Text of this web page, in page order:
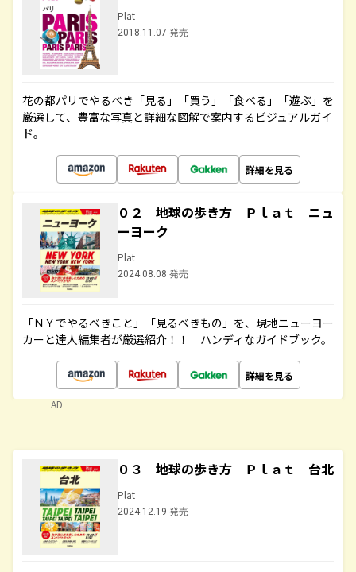
Plat
2018.11.07 発売
花の都パリでやるべき「見る」「買う」「食べる」「遊ぶ」を
厳選して、豊富な写真と詳細な図解で案内するビジュアルガイ
ド。
詳細を見る
０２ 地球の歩き方 Ｐｌａｔ ニュ
ーヨーク
Plat
2024.08.08 発売
「ＮＹでやるべきこと」「見るべきもの」を、現地ニューヨー
カーと達人編集者が厳選紹介！！ ハンディなガイドブック。
詳細を見る
AD
０３ 地球の歩き方 Ｐｌａｔ 台北
Plat
2024.12.19 発売